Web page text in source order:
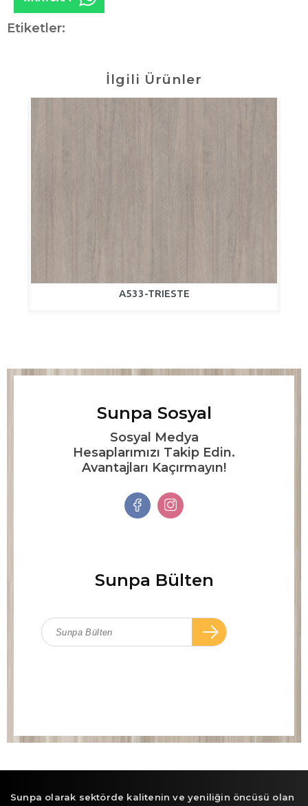
Etiketler:
İlgili Ürünler
A533-TRIESTE
Sunpa Sosyal
Sosyal Medya
Hesaplarımızı Takip Edin.
Avantajları Kaçırmayın!
Sunpa Bülten
Sunpa olarak sektörde kalitenin ve yeniliğin öncüsü olan